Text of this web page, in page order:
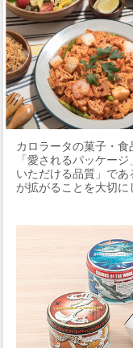
カロラータの菓子・
「愛されるパッケー
いただける品質」で
が拡がることを大切に